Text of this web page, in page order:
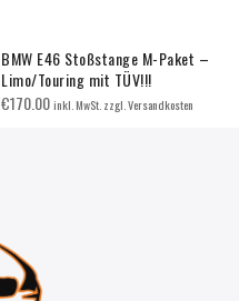
BMW E46 Stoßstange M-Paket –
Limo/Touring mit TÜV!!!
€170.00inkl. MwSt. zzgl. Versandkosten